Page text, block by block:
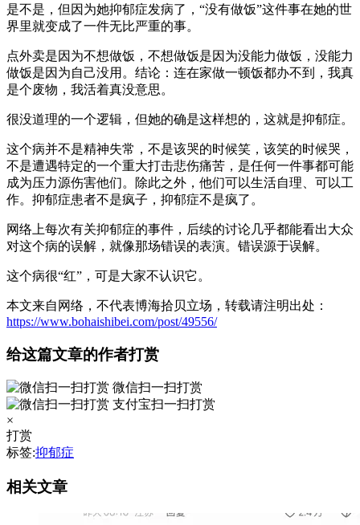
是不是，但因为她抑郁症发病了，“没有做饭”这件事在她的世
界里就变成了一件无比严重的事。
点外卖是因为不想做饭，不想做饭是因为没能力做饭，没能力
做饭是因为自己没用。结论：连在家做一顿饭都办不到，我真
是个废物，我活着真没意思。
很没道理的一个逻辑，但她的确是这样想的，这就是抑郁症。
这个病并不是精神失常，不是该哭的时候笑，该笑的时候哭，
不是遭遇特定的一个重大打击悲伤痛苦，是任何一件事都可能
成为压力源伤害他们。除此之外，他们可以生活自理、可以工
作。抑郁症患者不是疯子，抑郁症不是疯了。
网络上每次有关抑郁症的事件，后续的讨论几乎都能看出大众
对这个病的误解，就像那场错误的表演。错误源于误解。
这个病很“红”，可是大家不认识它。
本文来自网络，不代表博海拾贝立场，转载请注明出处：
https://www.bohaishibei.com/post/49556/
给这篇文章的作者打赏
微信扫一扫打赏
支付宝扫一扫打赏
×
打赏
标签:抑郁症
相关文章